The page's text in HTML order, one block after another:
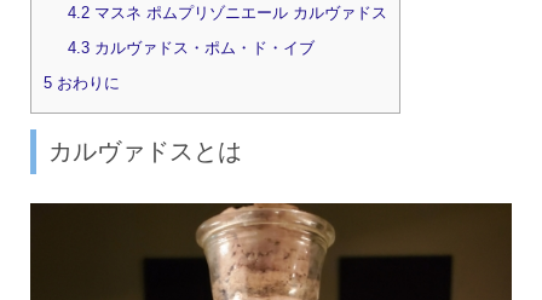
4.2マスネ ポムプリゾニエール カルヴァドス
4.3カルヴァドス・ポム・ド・イブ
5おわりに
カルヴァドスとは